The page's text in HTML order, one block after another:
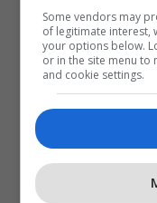
Some vendors may
of legitimate interest,
your options below.
or in the site menu to
and cookie settings.